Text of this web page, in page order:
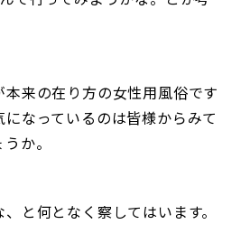
来の在り方の女性用風俗です
なっているのは皆様からみて
か。
と何となく察してはいます。